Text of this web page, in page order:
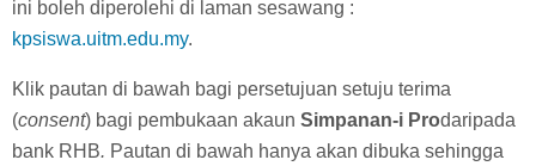
ini boleh diperolehi di laman sesawang :
kpsiswa.uitm.edu.my.
Klik pautan di bawah bagi persetujuan setuju terima
(consent) bagi pembukaan akaun Simpanan-i Prodaripada
bank RHB. Pautan di bawah hanya akan dibuka sehingga